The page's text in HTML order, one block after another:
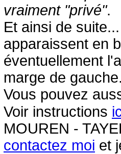
vraiment "privé".
Et ainsi de
apparaissent en
éventuellement
marge de
Vous pouvez
Voir instructions
MOUREN -
contactez moi et